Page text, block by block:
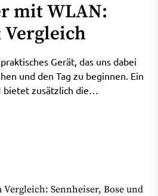
mit WLAN:
Vergleich
Gerät, das uns dabei
und den Tag zu beginnen. Ein
bietet zusätzlich die
Sennheiser, Bose und